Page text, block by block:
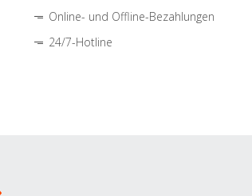
Online- und Offline-Bezahlungen
24/7-Hotline